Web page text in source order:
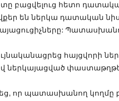
բացվելուց հետո
են ներկա դատական
հայցվորի
որ պատասխանող կողմը